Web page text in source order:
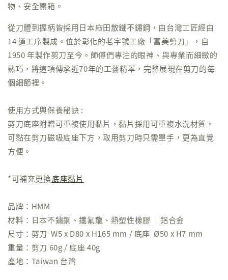
物、安全開箱。
從刀體到握柄皆採用日本麻田散鐵不鏽鋼，由台灣工匠經由
14 道工序製成。位於彰化的老字號工廠「富美剪刀」，自
1950 年製作剪刀至今。師傅們專注的眼神、與專業而細緻的
熟巧，將這項傳承近70年的工藝精萃，完整展現在剪刀的每
個細節裡。
使用方式與保養秘訣 :
剪刀底座附贈可重複使用黏片，黏片採用可重複水洗材質，
可黏在剪刀磁吸底座下方，取用剪刀時只需單手，更為直覺
方便。
*可補充更換底座黏片
品牌：HMM
材料：日本不鏽鋼、鐵氟龍、熱塑性橡膠 ｜鋁合金
尺寸：剪刀 W5 x D80 x H165 mm / 底座 Ø50 x H7 mm
重量：剪刀 60g / 底座 40g
產地：Taiwan 台灣